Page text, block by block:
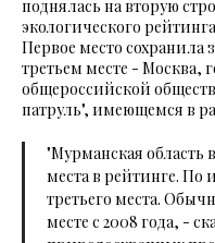
поднялась на вторую
экологического
Первое место сохранила
третьем месте - Москва,
общероссийской
патруль", имеющемся в
"Мурманская область
места в рейтинге. По
третьего места.
месте с 2008 года, -